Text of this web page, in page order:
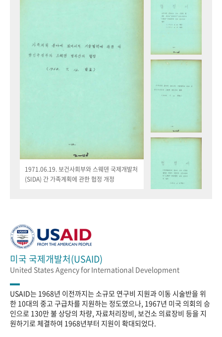
1971.06.19. 보건사회부와 스웨덴 국제개발처
(SIDA) 간 가족계획에 관한 협정 개정
미국 국제개발처(USAID)
United States Agency for International Development
USAID는 1968년 이전까지는 소규모 연구비 지원과 이동 시술반을 위
한 10대의 중고 구급차를 지원하는 정도였으나, 1967년 미국 의회의 승
인으로 130만 불 상당의 차량, 자료처리장비, 보건소 의료장비 등을 지
원하기로 체결하여 1968년부터 지원이 확대되었다.